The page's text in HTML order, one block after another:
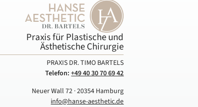
Praxis für Plastische und
Ästhetische Chirurgie
PRAXIS DR. TIMO BARTELS
Telefon:+49 40 30 70 69 42
Neuer Wall 72 · 20354 Hamburg
info@hanse-aesthetic.de